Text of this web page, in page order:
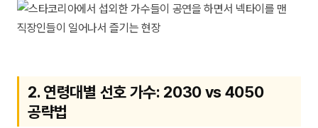
2. 연령대별 선호 가수: 2030 vs 4050
공략법